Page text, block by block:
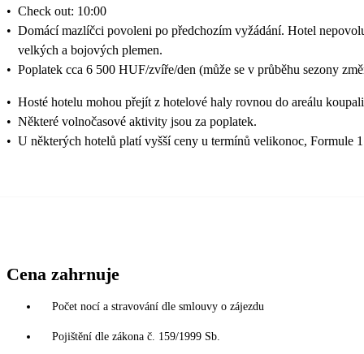
• Check out: 10:00
• Domácí mazlíčci povoleni po předchozím vyžádání. Hotel
velkých a bojových plemen.
• Poplatek cca 6 500 HUF/zvíře/den (může se v průběhu sezony
• Hosté hotelu mohou přejít z hotelové haly rovnou do areálu
• Některé volnočasové aktivity jsou za poplatek.
• U některých hotelů platí vyšší ceny u termínů velikonoc, Formule
Cena zahrnuje
Počet nocí a stravování dle smlouvy o zájezdu
Pojištění dle zákona č. 159/1999 Sb.